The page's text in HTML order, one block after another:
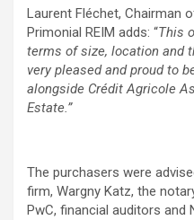
Laurent Fléchet, Chairman
Primonial REIM adds: “This
terms of size, location and
very pleased and proud to
alongside Crédit Agricole
Estate.”
The purchasers were
firm, Wargny Katz, the
PwC, financial auditors and